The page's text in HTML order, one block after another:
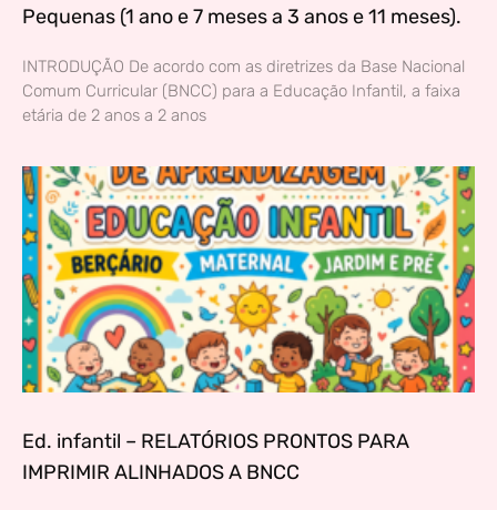
Pequenas (1 ano e 7 meses a 3 anos e 11 meses).
INTRODUÇÃO De acordo com as diretrizes da Base Nacional
Comum Curricular (BNCC) para a Educação Infantil, a faixa
etária de 2 anos a 2 anos
Ed. infantil – RELATÓRIOS PRONTOS PARA
IMPRIMIR ALINHADOS A BNCC